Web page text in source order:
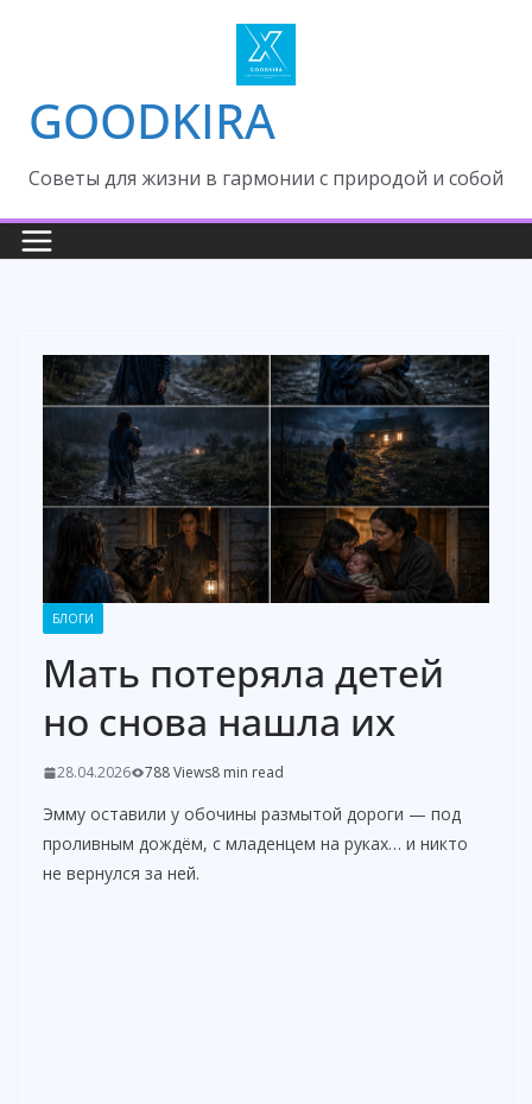
GOODKIRA
Cоветы для жизни в гармонии с природой и собой
БЛОГИ
Мать потеряла детей
но снова нашла их
28.04.2026 788 Views8 min read
Эмму оставили у обочины размытой дороги — под
проливным дождём, с младенцем на руках… и никто
не вернулся за ней.